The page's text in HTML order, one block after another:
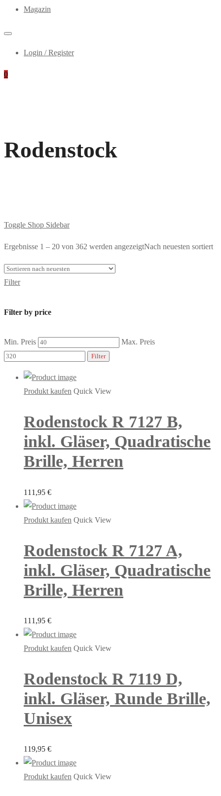
Magazin
Login / Register
0
Rodenstock
Toggle Shop Sidebar
Ergebnisse 1 – 20 von 362 werden angezeigtNach neuesten sortiert
Filter
Filter by price
Min. Preis Max. Preis
Filter
Produkt kaufen Quick View
Rodenstock R 7127 B,
inkl. Gläser, Quadratische
Brille, Herren
111,95 €
Produkt kaufen Quick View
Rodenstock R 7127 A,
inkl. Gläser, Quadratische
Brille, Herren
111,95 €
Produkt kaufen Quick View
Rodenstock R 7119 D,
inkl. Gläser, Runde Brille,
Unisex
119,95 €
Produkt kaufen Quick View